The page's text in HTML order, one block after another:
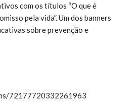
com os títulos “O que é
pela vida”. Um dos banners
sobre prevenção e
72177720332261963